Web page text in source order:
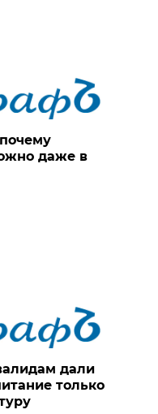
даже в
дали
только